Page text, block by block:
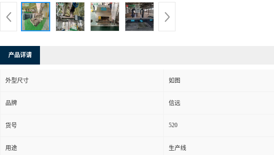
产品详请
外型尺寸 如图
品牌 信远
货号 520
用途 生产线